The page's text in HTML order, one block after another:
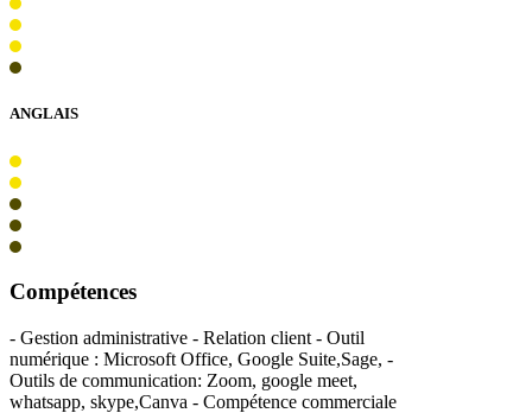
ANGLAIS
Compétences
- Gestion administrative - Relation client - Outil
numérique : Microsoft Office, Google Suite,Sage, -
Outils de communication: Zoom, google meet,
whatsapp, skype,Canva - Compétence commerciale